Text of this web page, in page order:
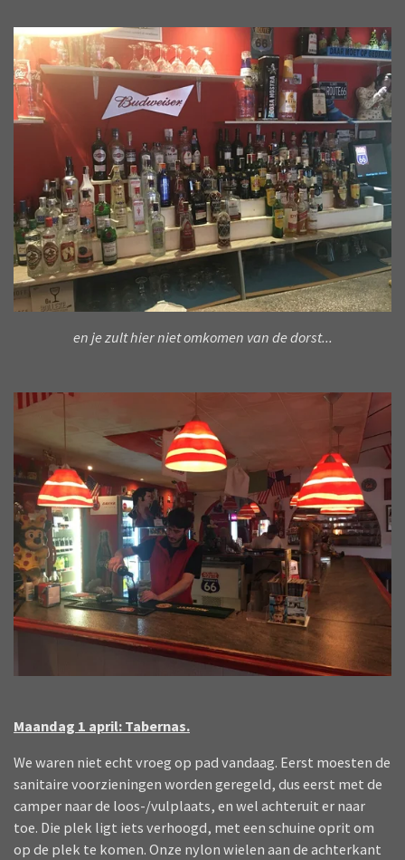
en je zult hier niet omkomen van de dorst...
Maandag 1 april: Tabernas.
We waren niet echt vroeg op pad vandaag. Eerst moesten de
sanitaire voorzieningen worden geregeld, dus eerst met de
camper naar de loos-/vulplaats, en wel achteruit er naar
toe. Die plek ligt iets verhoogd, met een schuine oprit om
op de plek te komen. Onze nylon wielen aan de achterkant